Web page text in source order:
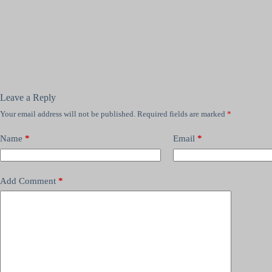
Leave a Reply
Your email address will not be published. Required fields are marked *
Name * Email *
Add Comment *